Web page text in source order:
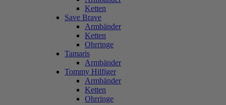
Ketten
Save Brave
Armbänder
Ketten
Ohrringe
Tamaris
Armbänder
Tommy Hilfiger
Armbänder
Ketten
Ohrringe